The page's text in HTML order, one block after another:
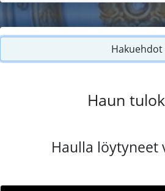
Hakuehdot
Haun
Haulla löytyneet